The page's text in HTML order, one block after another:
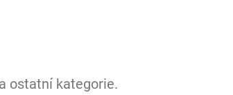
ostatní kategorie.